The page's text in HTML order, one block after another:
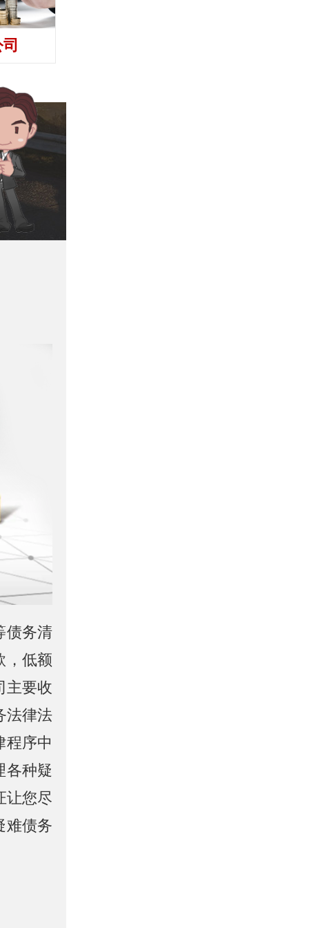
债务清
，低额
主要收
法律法
程序中
各种疑
让您尽
难债务